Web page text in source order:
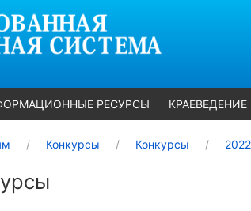
РЕСУРСЫ КРАЕВЕДЕНИЕ
Конкурсы Конкурсы 2022